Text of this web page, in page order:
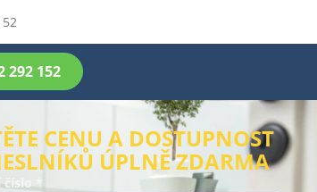
292 152
CENU A DOSTUPNOST
ÚPLNĚ ZDARMA
číslo *